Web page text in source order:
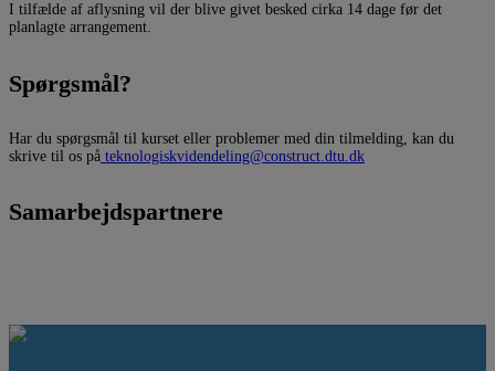
I tilfælde af aflysning vil der blive givet besked cirka 14 dage før det
planlagte arrangement.
Spørgsmål?
Har du spørgsmål til kurset eller problemer med din tilmelding, kan du
skrive til os på teknologiskvidendeling@construct.dtu.dk
Samarbejdspartnere